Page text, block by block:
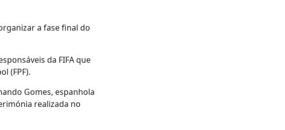
a fase final do
da FIFA que
(FPF).
Gomes, espanhola
realizada no